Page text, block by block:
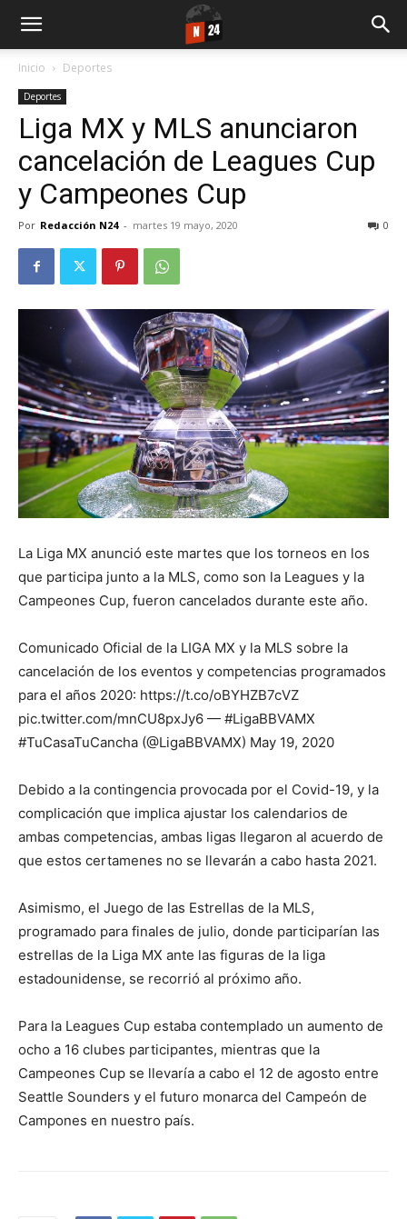
Inicio Deportes
Deportes
Liga MX y MLS anunciaron
cancelación de Leagues Cup
y Campeones Cup
Por Redacción N24 - martes 19 mayo, 2020 0
La Liga MX anunció este martes que los torneos en los
que participa junto a la MLS, como son la Leagues y la
Campeones Cup, fueron cancelados durante este año.
Comunicado Oficial de la LIGA MX y la MLS sobre la
cancelación de los eventos y competencias programados
para el años 2020: https://t.co/oBYHZB7cVZ
pic.twitter.com/mnCU8pxJy6 — #LigaBBVAMX
#TuCasaTuCancha (@LigaBBVAMX) May 19, 2020
Debido a la contingencia provocada por el Covid-19, y la
complicación que implica ajustar los calendarios de
ambas competencias, ambas ligas llegaron al acuerdo de
que estos certamenes no se llevarán a cabo hasta 2021.
Asimismo, el Juego de las Estrellas de la MLS,
programado para finales de julio, donde participarían las
estrellas de la Liga MX ante las figuras de la liga
estadounidense, se recorrió al próximo año.
Para la Leagues Cup estaba contemplado un aumento de
ocho a 16 clubes participantes, mientras que la
Campeones Cup se llevaría a cabo el 12 de agosto entre
Seattle Sounders y el futuro monarca del Campeón de
Campones en nuestro país.